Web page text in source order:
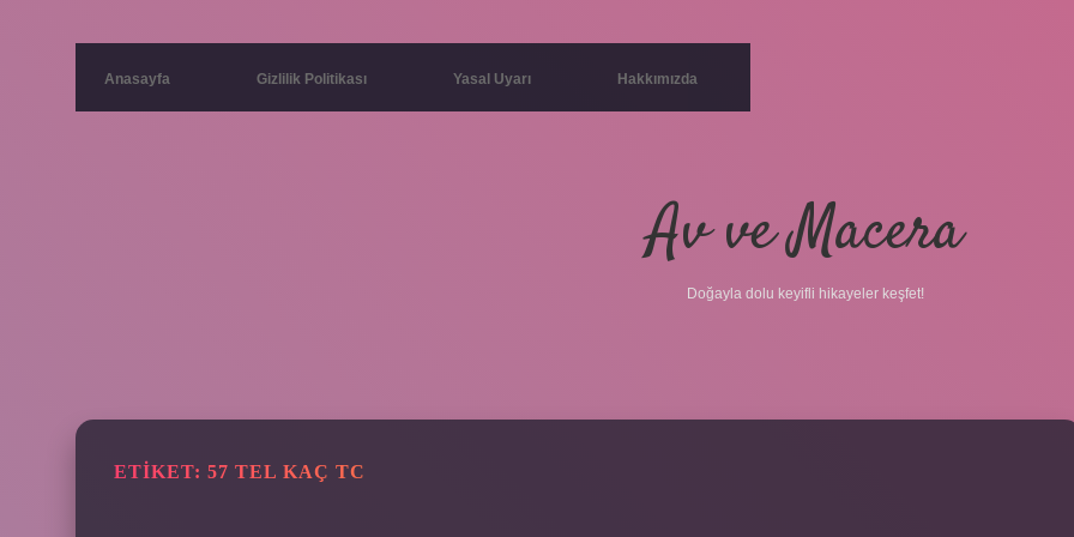
Anasayfa Gizlilik Politikası Yasal Uyarı Hakkımızda
Av ve Macera
Doğayla dolu keyifli hikayeler keşfet!
ETIKET: 57 TEL KAÇ TC